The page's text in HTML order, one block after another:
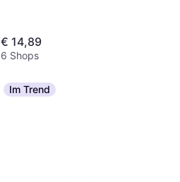
€ 14,89
6 Shops
Im Trend